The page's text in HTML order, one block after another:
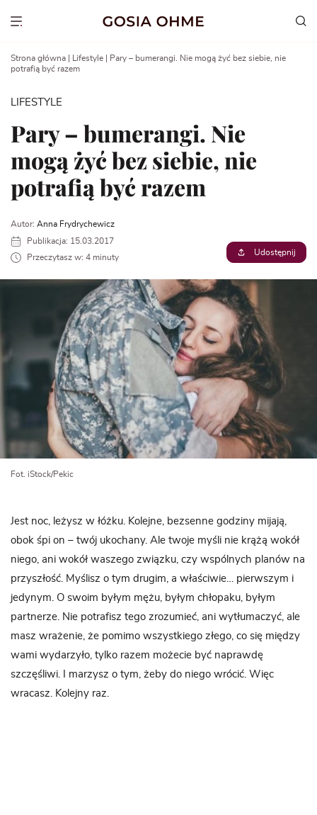
Show menu
Strona główna Lifestyle
Pary – bumerangi. Nie mogą żyć bez siebie, nie
potrafią być razem
LIFESTYLE
Pary – bumerangi. Nie
mogą żyć bez siebie, nie
potrafią być razem
Autor: Anna Frydrychewicz
Publikacja: 15.03.2017
Przeczytasz w: 4 minuty
Udostępnij
Fot. iStock/Pekic
Jest noc, leżysz w łóżku. Kolejne, bezsenne godziny mijają,
obok śpi on – twój ukochany. Ale twoje myśli nie krążą wokół
niego, ani wokół waszego związku, czy wspólnych planów na
przyszłość. Myślisz o tym drugim, a właściwie… pierwszym i
jedynym. O swoim byłym mężu, byłym chłopaku, byłym
partnerze. Nie potrafisz tego zrozumieć, ani wytłumaczyć, ale
masz wrażenie, że pomimo wszystkiego złego, co się między
wami wydarzyło, tylko razem możecie być naprawdę
szczęśliwi. I marzysz o tym, żeby do niego wrócić. Więc
wracasz. Kolejny raz.